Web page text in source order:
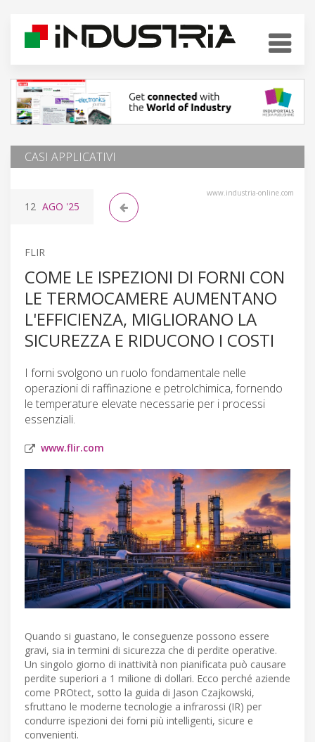
CASI APPLICATIVI
www.industria-online.com
12 AGO '25
FLIR
COME LE ISPEZIONI DI FORNI CON
LE TERMOCAMERE AUMENTANO
L'EFFICIENZA, MIGLIORANO LA
SICUREZZA E RIDUCONO I COSTI
I forni svolgono un ruolo fondamentale nelle
operazioni di raffinazione e petrolchimica, fornendo
le temperature elevate necessarie per i processi
essenziali.
www.flir.com
Quando si guastano, le conseguenze possono essere
gravi, sia in termini di sicurezza che di perdite operative.
Un singolo giorno di inattività non pianificata può causare
perdite superiori a 1 milione di dollari. Ecco perché aziende
come PROtect, sotto la guida di Jason Czajkowski,
sfruttano le moderne tecnologie a infrarossi (IR) per
condurre ispezioni dei forni più intelligenti, sicure e
convenienti.